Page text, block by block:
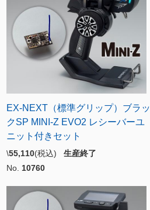
EX-NEXT（標準グリップ）ブラッ
クSP MINI-Z EVO2 レシーバーユ
ニット付きセット
\55,110(税込) 生産終了
No. 10760